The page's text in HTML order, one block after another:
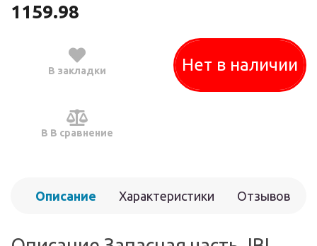
1159.98
В закладки
В В сравнение
Нет в наличии
Описание Характеристики Отзывов